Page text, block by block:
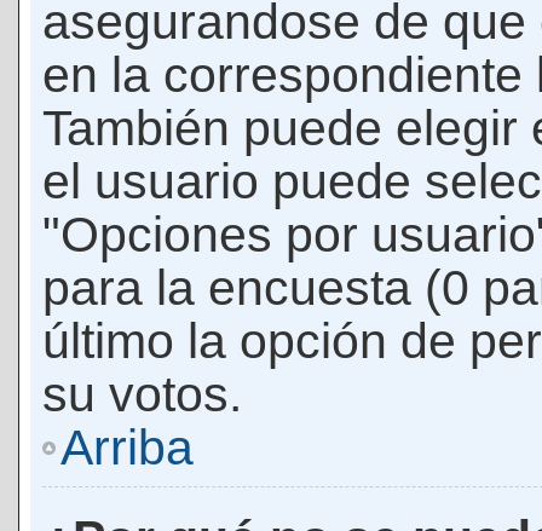
asegurandose de
en la
También puede
el usuario puede
"Opciones por
para la encuesta (0
último la opción de
su votos.
Arriba